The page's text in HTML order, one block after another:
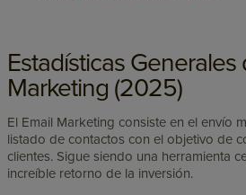
Estadísticas Generales
Marketing (2025)
El Email Marketing consiste en el envío
listado de contactos con el objetivo de
clientes. Sigue siendo una herramienta
increíble retorno de la inversión.